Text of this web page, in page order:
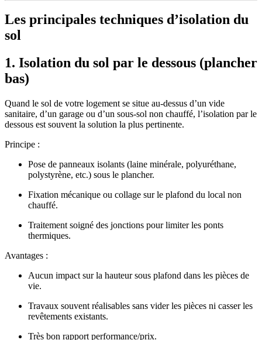
Les principales techniques d’isolation du
sol
1. Isolation du sol par le dessous (plancher
bas)
Quand le sol de votre logement se situe au-dessus d’un vide
sanitaire, d’un garage ou d’un sous-sol non chauffé, l’isolation par le
dessous est souvent la solution la plus pertinente.
Principe :
Pose de panneaux isolants (laine minérale, polyuréthane,
polystyrène, etc.) sous le plancher.
Fixation mécanique ou collage sur le plafond du local non
chauffé.
Traitement soigné des jonctions pour limiter les ponts
thermiques.
Avantages :
Aucun impact sur la hauteur sous plafond dans les pièces de
vie.
Travaux souvent réalisables sans vider les pièces ni casser les
revêtements existants.
Très bon rapport performance/prix.